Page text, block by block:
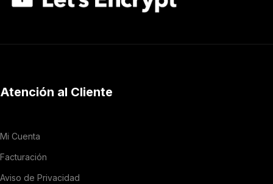
Atención al Cliente
Mi Cuenta
Facturación
Aviso de Privacidad